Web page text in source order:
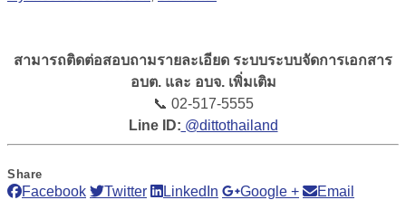
สามารถติดต่อสอบถามรายละเอียด ระบบระบบจัดการเอกสาร
อบต. และ อบจ. เพิ่มเติม
📞 02-517-5555
Line ID: @dittothailand
Share
Facebook Twitter LinkedIn Google + Email